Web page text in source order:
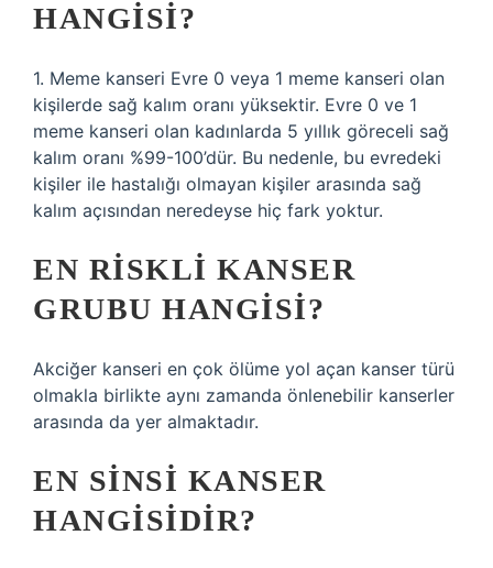
HANGISI?
1. Meme kanseri Evre 0 veya 1 meme kanseri olan
kişilerde sağ kalım oranı yüksektir. Evre 0 ve 1
meme kanseri olan kadınlarda 5 yıllık göreceli sağ
kalım oranı %99-100’dür. Bu nedenle, bu evredeki
kişiler ile hastalığı olmayan kişiler arasında sağ
kalım açısından neredeyse hiç fark yoktur.
EN RISKLI KANSER
GRUBU HANGISI?
Akciğer kanseri en çok ölüme yol açan kanser türü
olmakla birlikte aynı zamanda önlenebilir kanserler
arasında da yer almaktadır.
EN SINSI KANSER
HANGISIDIR?